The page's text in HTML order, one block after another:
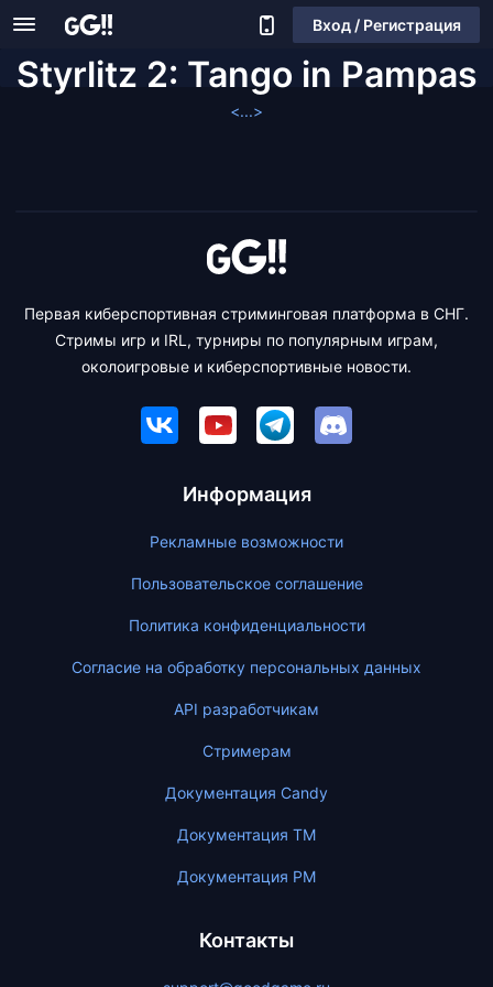
Вход / Регистрация
Styrlitz 2: Tango in Pampas
<...>
Первая киберспортивная стриминговая платформа в СНГ.
Стримы игр и IRL, турниры по популярным играм,
околоигровые и киберспортивные новости.
Информация
Рекламные возможности
Пользовательское соглашение
Политика конфиденциальности
Согласие на обработку персональных данных
API разработчикам
Стримерам
Документация Candy
Документация ТМ
Документация PM
Контакты